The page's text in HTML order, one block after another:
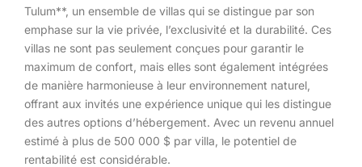
Tulum**, un ensemble de villas qui se distingue par son
emphase sur la vie privée, l’exclusivité et la durabilité. Ces
villas ne sont pas seulement conçues pour garantir le
maximum de confort, mais elles sont également intégrées
de manière harmonieuse à leur environnement naturel,
offrant aux invités une expérience unique qui les distingue
des autres options d’hébergement. Avec un revenu annuel
estimé à plus de 500 000 $ par villa, le potentiel de
rentabilité est considérable.